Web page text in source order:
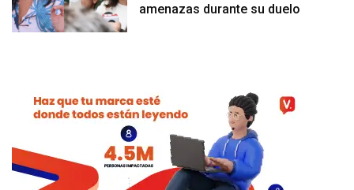
amenazas durante su duelo